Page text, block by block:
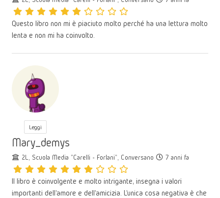
Questo libro non mi è piaciuto molto perché ha una lettura molto
lenta e non mi ha coinvolto.
Leggi
Mary_demys
2L, Scuola Media "Carelli - Forlani", Conversano 7 anni fa
Il libro è coinvolgente e molto intrigante, insegna i valori
importanti dell'amore e dell'amicizia. L'unica cosa negativa è che